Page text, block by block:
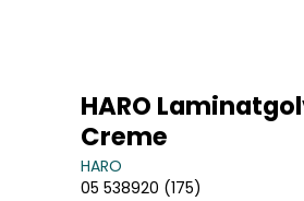
HARO
Creme
HARO
05 538920 (175)